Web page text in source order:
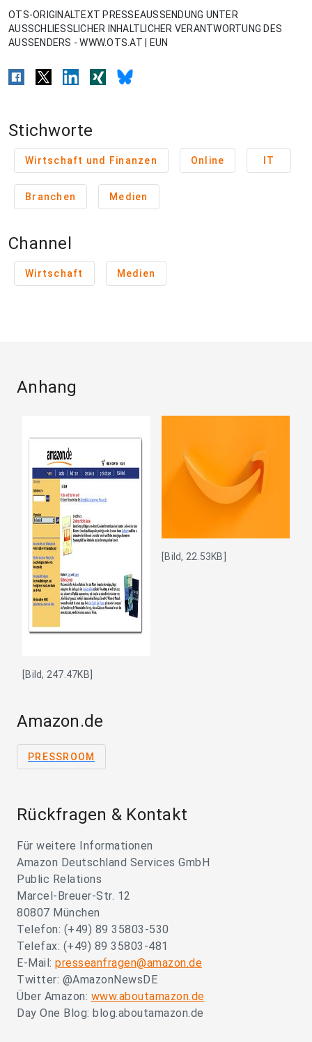
OTS-ORIGINALTEXT PRESSEAUSSENDUNG UNTER
AUSSCHLIESSLICHER INHALTLICHER VERANTWORTUNG DES
AUSSENDERS - WWW.OTS.AT | EUN
Stichworte
Wirtschaft und Finanzen Online IT
Branchen Medien
Channel
Wirtschaft Medien
Anhang
[Bild, 247.47KB]
[Bild, 22.53KB]
Amazon.de
PRESSROOM
Rückfragen & Kontakt
Für weitere Informationen
Amazon Deutschland Services GmbH
Public Relations
Marcel-Breuer-Str. 12
80807 München
Telefon: (+49) 89 35803-530
Telefax: (+49) 89 35803-481
E-Mail: presseanfragen@amazon.de
Twitter: @AmazonNewsDE
Über Amazon: www.aboutamazon.de
Day One Blog: blog.aboutamazon.de